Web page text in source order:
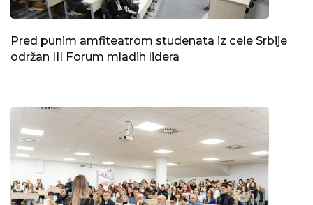
Pred punim amfiteatrom studenata iz cele Srbije
održan III Forum mladih lidera